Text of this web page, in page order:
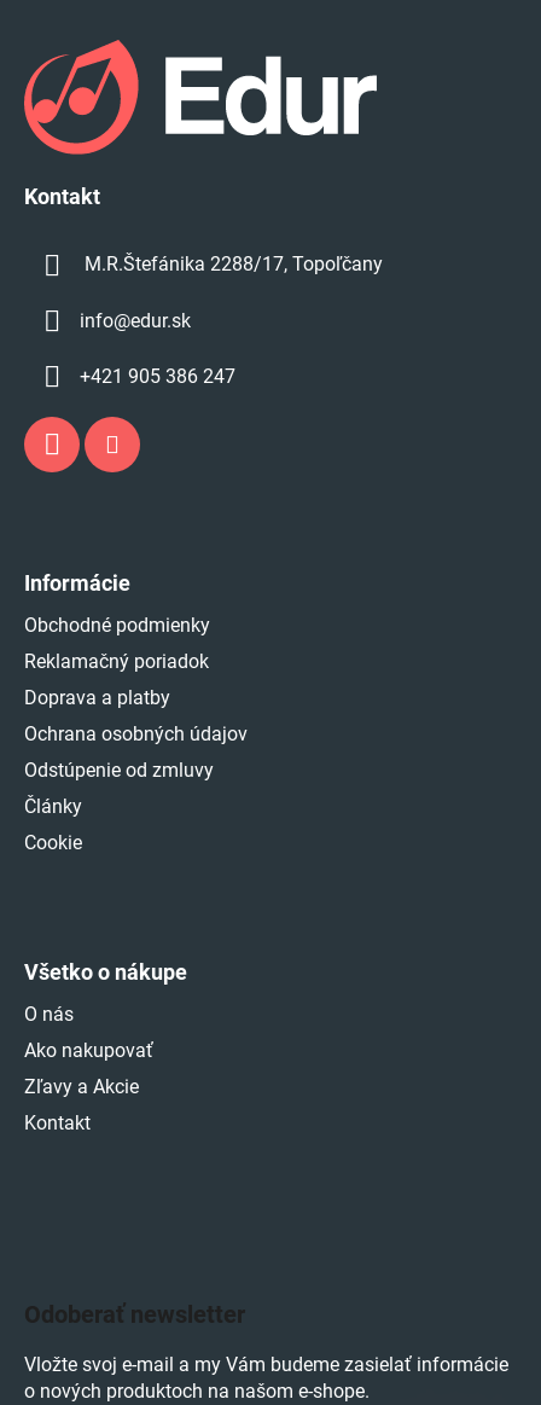
p
u
Kontakt
M.R.Štefánika 2288/17, Topoľčany
info@edur.sk
+421 905 386 247
Informácie
Obchodné podmienky
Reklamačný poriadok
Doprava a platby
Ochrana osobných údajov
Odstúpenie od zmluvy
Články
Cookie
Všetko o nákupe
O nás
Ako nakupovať
Zľavy a Akcie
Kontakt
Odoberať newsletter
Vložte svoj e-mail a my Vám budeme zasielať informácie
o nových produktoch na našom e-shope.